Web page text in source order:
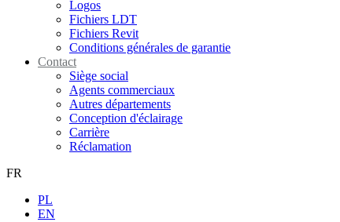
Logos
Fichiers LDT
Fichiers Revit
Conditions générales de garantie
Contact
Siège social
Agents commerciaux
Autres départements
Conception d'éclairage
Carrière
Réclamation
FR
PL
EN